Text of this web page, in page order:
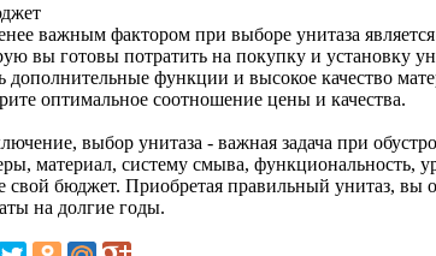
важным фактором при выборе унитаза
вы готовы потратить на покупку и установку
дополнительные функции и высокое качество
оптимальное соотношение цены и качества.
выбор унитаза - важная задача при
материал, систему смыва, функциональность,
свой бюджет. Приобретая правильный унитаз, вы
на долгие годы.